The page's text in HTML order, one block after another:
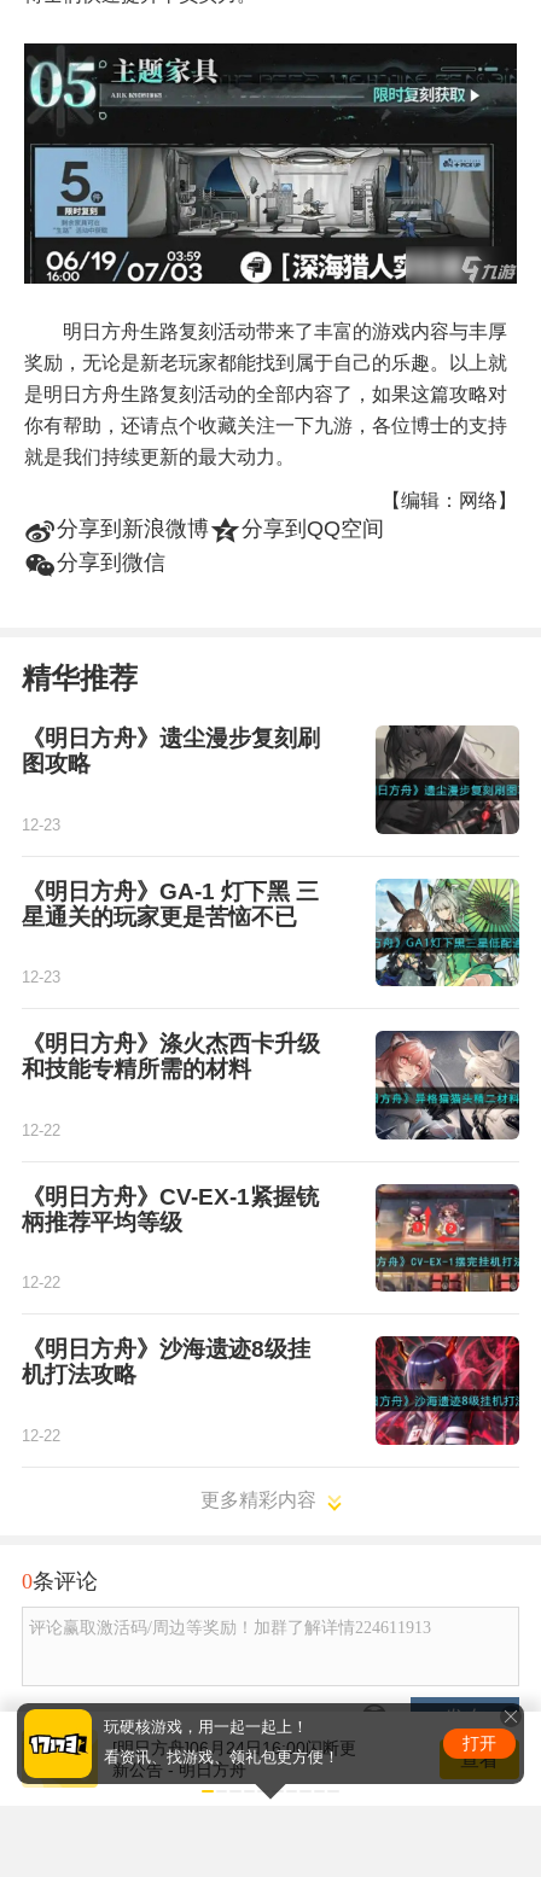
明日方舟生路复刻活动带来了丰富的游戏内容与丰厚
奖励，无论是新老玩家都能找到属于自己的乐趣。以上就
是明日方舟生路复刻活动的全部内容了，如果这篇攻略对
你有帮助，还请点个收藏关注一下九游，各位博士的支持
就是我们持续更新的最大动力。
【编辑：网络】
t分享到新浪微博z分享到QQ空间
w分享到微信
精华推荐
《明日方舟》遗尘漫步复刻刷
图攻略
12-23
《明日方舟》GA-1 灯下黑 三
星通关的玩家更是苦恼不已
12-23
《明日方舟》涤火杰西卡升级
和技能专精所需的材料
12-22
《明日方舟》CV-EX-1紧握铳
柄推荐平均等级
12-22
《明日方舟》沙海遗迹8级挂
机打法攻略
12-22
更多精彩内容
0条评论
评论赢取激活码/周边等奖励！加群了解详情224611913
发布
[明日方舟]06月24日16:00闪断更
新公告 - 明日方舟
查看
玩硬核游戏，用一起一起上！
看资讯、找游戏、领礼包更方便！
打开